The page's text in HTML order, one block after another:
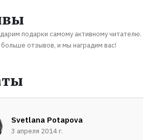
подарки самому активному читателю.
отзывов, и мы наградим вас!
Svetlana Potapova
3 апреля 2014 г.